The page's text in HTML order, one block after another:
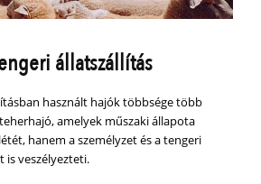
állatszállítás
használt hajók többsége több
amelyek műszaki állapota
hanem a személyzet és a tengeri
is veszélyezteti.